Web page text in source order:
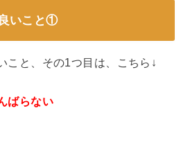
いこと①
こと、その1つ目は、こちら↓
ばらない